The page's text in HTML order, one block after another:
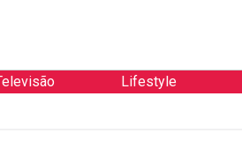
Lifestyle